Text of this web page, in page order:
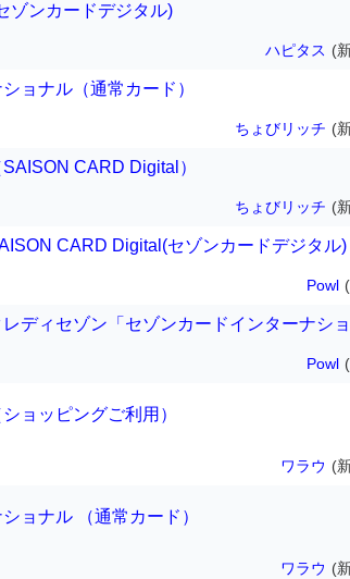
ゾンカードデジタル)
ハピタス (
ョナル（通常カード）
ちょびリッチ (
CARD Digital）
ちょびリッチ (
CARD Digital(セゾンカードデジタル)
Powl
ディセゾン「セゾンカードインターナショ
Powl
ョッピングご利用）
ワラウ (
ョナル （通常カード）
ワラウ (